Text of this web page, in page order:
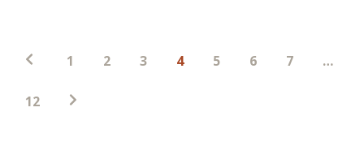
Paginación
1 2 3 4 5 6 7 …
12